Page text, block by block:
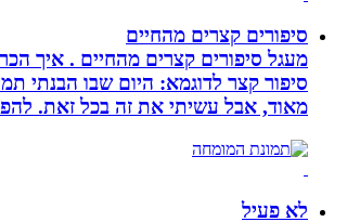
סיפורים קצרים מהחיים
מעגל סיפורים קצרים מהחיים . איך
סיפור קצר לדוגמא: היום שבו הבנתי
מאוד, אבל עשיתי את זה בכל זאת.
לא פעיל